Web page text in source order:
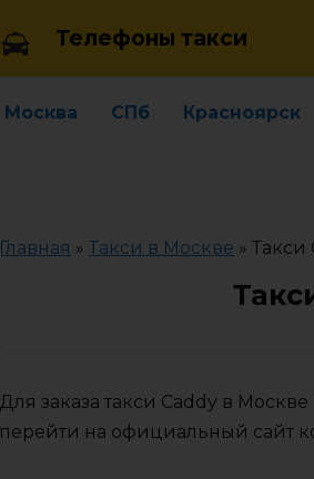
Телефоны такси
Москва СПб Красноярск
Главная » Такси в Москве » Такси
Для заказа такси Caddy в
перейти на официальный сайт